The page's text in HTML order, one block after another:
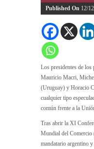
Published On 12/
Los presidentes de
Mauricio Macri,
(Uruguay) y Horacio
cualquier tipo
común frente a la
Tras abrir la XI
Mundial del
mandatario argentino